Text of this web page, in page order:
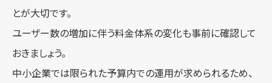
とが大切です。
ユーザー数の増加に伴う料金体系の変化も事前に確認して
おきましょう。
中小企業では限られた予算内での運用が求められるため、